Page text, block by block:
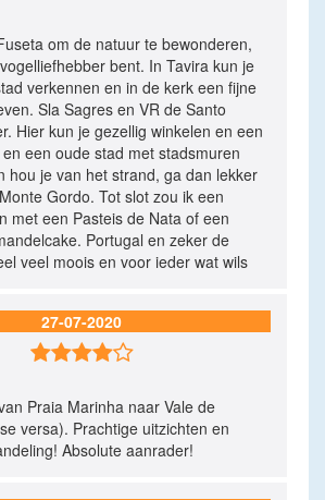
om de natuur te bewonderen,
bent. In Tavira kun je
verkennen en in de kerk een fijne
Sla Sagres en VR de Santo
Hier kun je gezellig winkelen en een
een oude stad met stadsmuren
hou je van het strand, ga dan lekker
Gordo. Tot slot zou ik een
met een Pasteis de Nata of een
Portugal en zeker de
veel moois en voor ieder wat wils
27-07-2020

Praia Marinha naar Vale de
versa). Prachtige uitzichten en
Absolute aanrader!